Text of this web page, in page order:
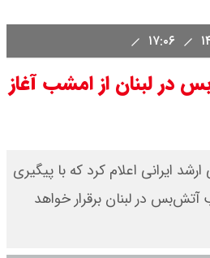
در لبنان از امشب آغاز
ایرانی اعلام کرد که با پیگیری
آتش‌بس در لبنان برقرار خواهد